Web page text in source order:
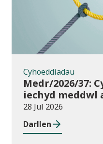
Cyhoeddiadau
Medr/2026/37:
iechyd meddwl
2026/27
28 Jul 2026
Darllen